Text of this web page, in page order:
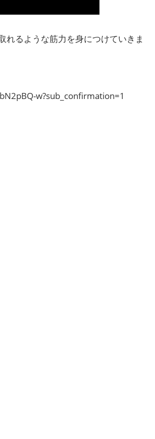
るような筋力を身につけていきま
w?sub_confirmation=1